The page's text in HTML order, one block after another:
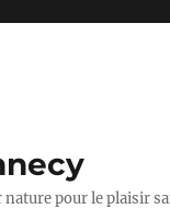
pour le plaisir